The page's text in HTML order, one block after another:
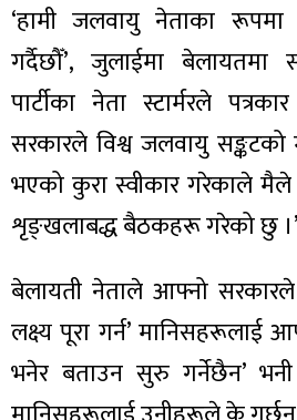
‘हामी जलवायु नेताका रूपमा
गर्दैछौँ’, जुलाईमा बेलायतमा
पार्टीका नेता स्टार्मरले
सरकारले विश्व जलवायु सङ्कटको
भएको कुरा स्वीकार गरेकाले
शृङ्खलाबद्ध बैठकहरू गरेको छु ।’
बेलायती नेताले आफ्नो
लक्ष्य पूरा गर्न’ मानिसहरूलाई
भनेर बताउन सुरु गर्नेछैन’